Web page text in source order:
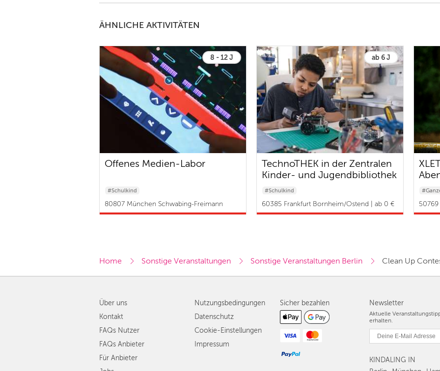
ÄHNLICHE AKTIVITÄTEN
8 - 12 J
Offenes Medien-Labor
#Schulkind
80807 München Schwabing-Freimann
ab 6 J
TechnoTHEK in der Zentralen
Kinder- und Jugendbibliothek
#Schulkind
60385 Frankfurt Bornheim/Ostend | ab 0 €
Home Sonstige Veranstaltungen Sonstige Veranstaltungen Berlin Clean Up
Newsletter
Aktuelle
erhalten.
KINDALING IN
Über uns
Kontakt
FAQs Nutzer
FAQs Anbieter
Für Anbieter
Nutzungsbedingungen
Datenschutz
Cookie-Einstellungen
Impressum
Sicher bezahlen